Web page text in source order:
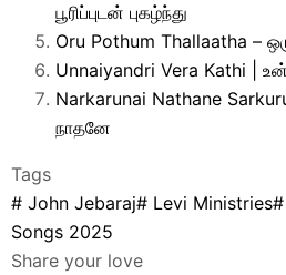
பூரிப்புடன் புகழ்ந்து
Oru Pothum Thallaatha –
Unnaiyandri Vera Kathi |
Narkarunai Nathane
நாதனே
Tags
# John Jebaraj# Levi Ministries#
Songs 2025
Share your love